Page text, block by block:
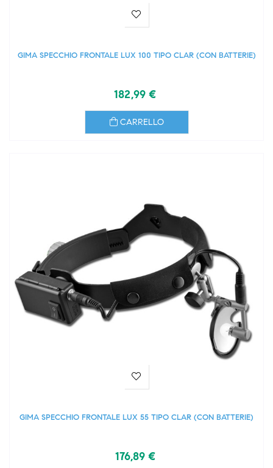
GIMA SPECCHIO FRONTALE LUX 100 TIPO CLAR (CON BATTERIE)
182,99 €
CARRELLO
GIMA SPECCHIO FRONTALE LUX 55 TIPO CLAR (CON BATTERIE)
176,89 €